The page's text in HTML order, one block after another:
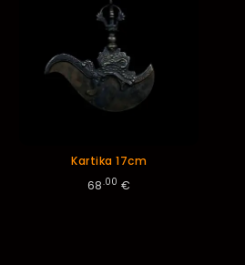
Kartika 17cm
68.00 €